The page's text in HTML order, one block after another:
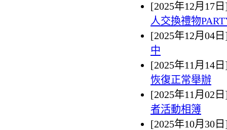
[2025年12月17
人交換禮物
[2025年12月04
中
[2025年11月14
恢復正常舉辦
[2025年11月02
者活動相簿
[2025年10月30